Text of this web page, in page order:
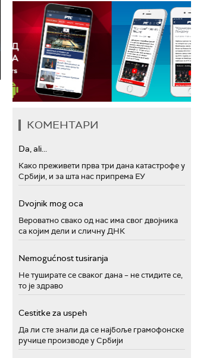
КОМЕНТАРИ
Da, ali...
Како преживети прва три дана катастрофе у
Србији, и за шта нас припрема ЕУ
Dvojnik mog oca
Вероватно свако од нас има свог двојника
са којим дели и сличну ДНК
Nemogućnost tusiranja
Не туширате се сваког дана – не стидите се,
то је здраво
Cestitke za uspeh
Да ли сте знали да се најбоље грамофонске
ручице производе у Србији